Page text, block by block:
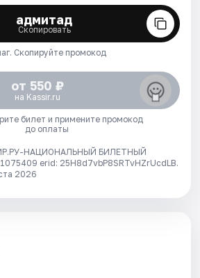
адмитад
Скопировать
Скопируйте промокод
от 550 ₽
на Kassir.ru
билет и примените промокод
до оплаты
НАЦИОНАЛЬНЫЙ БИЛЕТНЫЙ
erid: 25H8d7vbP8SRTvHZrUcdLB.
2026